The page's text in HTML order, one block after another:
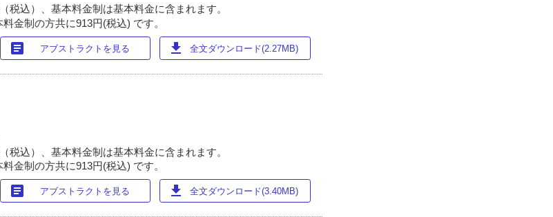
税込）、基本料金制は基本料金に含まれます。
金制の方共に913円(税込) です。
article アブストラクトを見る download 全文ダウンロード(2.27MB)
税込）、基本料金制は基本料金に含まれます。
金制の方共に913円(税込) です。
article アブストラクトを見る download 全文ダウンロード(3.40MB)